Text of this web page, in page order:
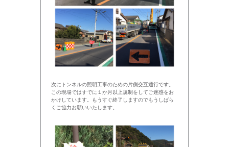
次にトンネルの照明工事のための片側交互通行です。
この現場ではすでに１か月以上規制をしてご迷惑をお
かけしています。もうすぐ終了しますのでもうしばら
くご協力お願いいたします。